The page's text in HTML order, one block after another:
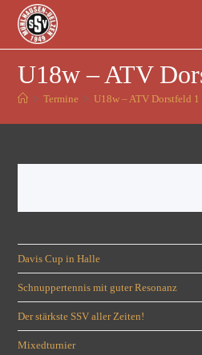
U18w – ATV
> Termine > U18w – ATV Dorstfeld 1
Davis Cup in Halle
Schnuppertennis mit guter Resonanz
Der stärkste SSV aller Zeiten!
Mixedturnier